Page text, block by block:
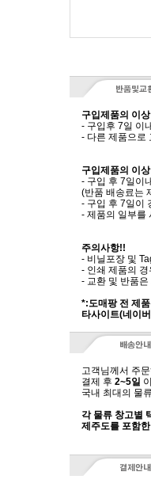
구입제품의 이
- 구입후 7일 이
- 다른 제품으로
구입제품의 이
- 구입 후 7일이
(반품 배송료는
- 구입 후 7일이
- 제품의 일부를
주의사항!!
- 비닐포장 및
- 인쇄 제품의
- 교환 및 반품
*:도매팡 전 제
타사이트(네이
고객님께서 주
결제 후 2~5일
국내 최대의 물
각 물류 창고별
제주도를 포함